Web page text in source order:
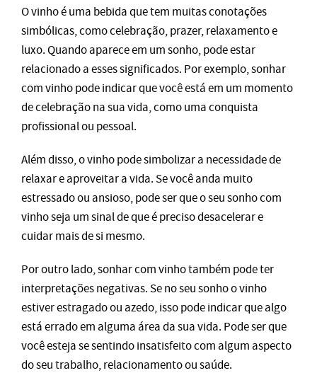
O vinho é uma bebida que tem muitas conotações
simbólicas, como celebração, prazer, relaxamento e
luxo. Quando aparece em um sonho, pode estar
relacionado a esses significados. Por exemplo, sonhar
com vinho pode indicar que você está em um momento
de celebração na sua vida, como uma conquista
profissional ou pessoal.
Além disso, o vinho pode simbolizar a necessidade de
relaxar e aproveitar a vida. Se você anda muito
estressado ou ansioso, pode ser que o seu sonho com
vinho seja um sinal de que é preciso desacelerar e
cuidar mais de si mesmo.
Por outro lado, sonhar com vinho também pode ter
interpretações negativas. Se no seu sonho o vinho
estiver estragado ou azedo, isso pode indicar que algo
está errado em alguma área da sua vida. Pode ser que
você esteja se sentindo insatisfeito com algum aspecto
do seu trabalho, relacionamento ou saúde.